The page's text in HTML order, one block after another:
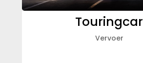
Touringcar
Vervoer